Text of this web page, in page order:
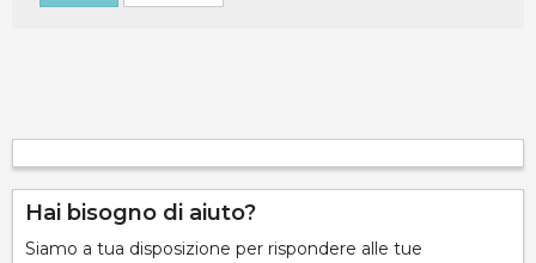
Hai bisogno di aiuto?
Siamo a tua disposizione per rispondere alle tue